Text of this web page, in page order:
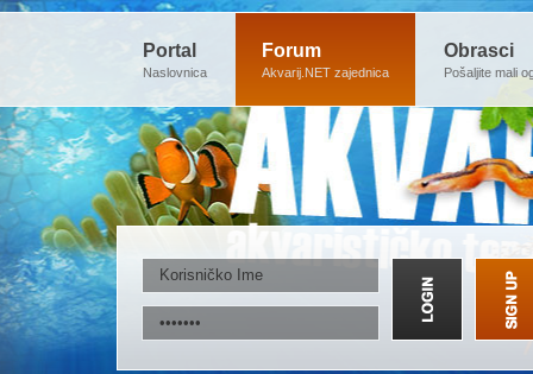
Portal
Naslovnica
Forum
Akvarij.NET zajednica
Obrasci
Pošaljite mali